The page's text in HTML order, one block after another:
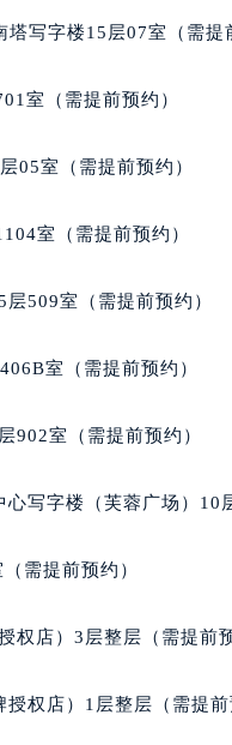
售后服务中心（需提前预
服务中心（需提前预约）
服务中心（需提前预约）
后服务中心（需提前预约
售后服务中心（需提前预
交叉口萧邦售后服务中心
服务中心（需提前预约）
务中心（需提前预约）
售后服务中心（需提前预
服务中心（需提前预约）
务中心（需提前预约）
务中心（需提前预约）
写字楼15层07室（需提
室（需提前预约）
05室（需提前预约）
室（需提前预约）
509室（需提前预约）
室（需提前预约）
902室（需提前预约）
写字楼（芙蓉广场）10
需提前预约）
权店）3层整层（需提前
权店）1层整层（需提前